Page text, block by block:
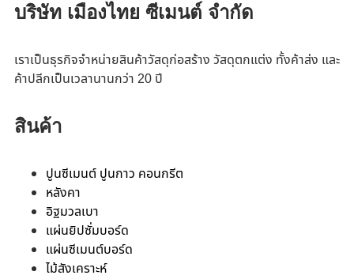
บริษัท เมืองไทย ซีเมนต์ จำกัด
เราเป็นธุรกิจจำหน่ายสินค้าวัสดุก่อสร้าง วัสดุตกแต่ง ทั้งค้าส่ง และ
ค้าปลีกเป็นเวลานานกว่า 20 ปี
สินค้า
ปูนซีเมนต์ ปูนกาว คอนกรีต
หลังคา
อิฐมวลเบา
แผ่นยิปซั่มบอร์ด
แผ่นซีเมนต์บอร์ด
ไม้สังเคราะห์